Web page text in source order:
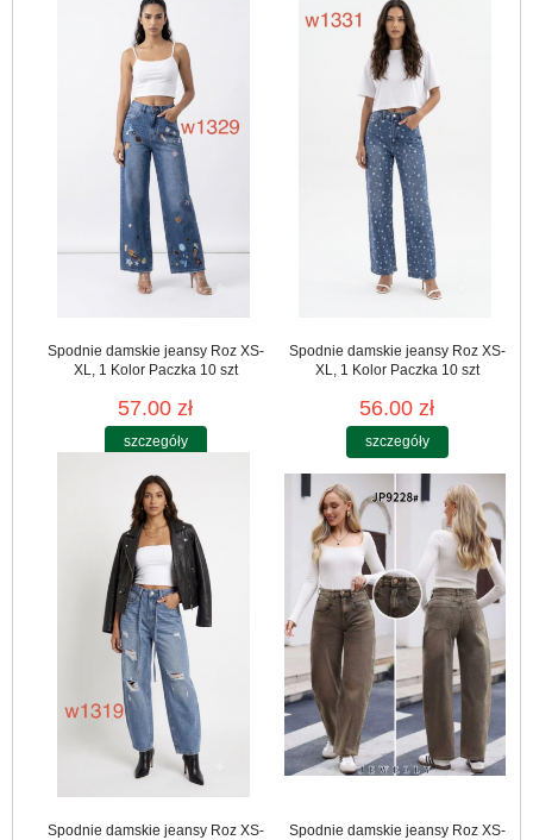
Spodnie damskie jeansy Roz XS-
XL, 1 Kolor Paczka 10 szt
57.00 zł
szczegóły
Spodnie damskie jeansy Roz XS-
XL, 1 Kolor Paczka 10 szt
56.00 zł
szczegóły
Spodnie damskie jeansy Roz XS-
Spodnie damskie jeansy Roz XS-